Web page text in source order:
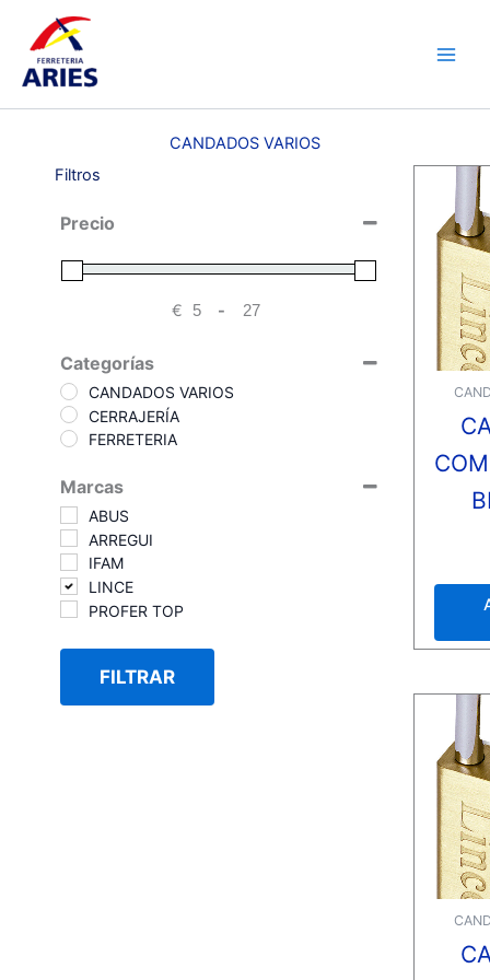
contenido
CANDADOS VARIOS
Filtros
Precio
€ Minimum Price
-Maximum Price
Categorías
CANDADOS VARIOS
CERRAJERÍA
FERRETERIA
Marcas
ABUS
ARREGUI
IFAM
LINCE
PROFER TOP
FILTRAR
0